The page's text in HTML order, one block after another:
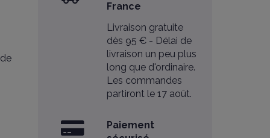
France
Livraison gratuite
dès 95 € - Délai de
livraison un peu plus
long que d'ordinaire.
Les commandes
partiront le 17 août.
Paiement